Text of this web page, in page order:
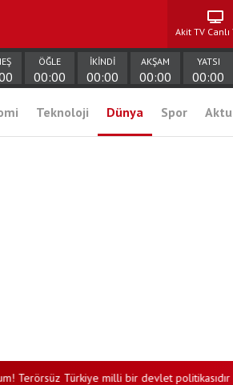
Akit TV Canlı
ÖĞLE
00:00
İKİNDİ
00:00
AKŞAM
00:00
YATSI
00:00
Teknoloji Dünya Spor
Türkiye milli bir devlet politikasıdır •